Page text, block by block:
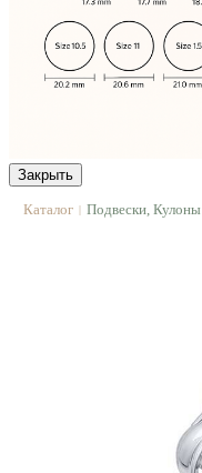
Закрыть
Каталог | Подвески, Кулоны